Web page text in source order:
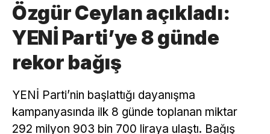
Özgür Ceylan açıkladı:
YENİ Parti’ye 8 günde
rekor bağış
YENİ Parti’nin başlattığı dayanışma
kampanyasında ilk 8 günde toplanan miktar
292 milyon 903 bin 700 liraya ulaştı. Bağış